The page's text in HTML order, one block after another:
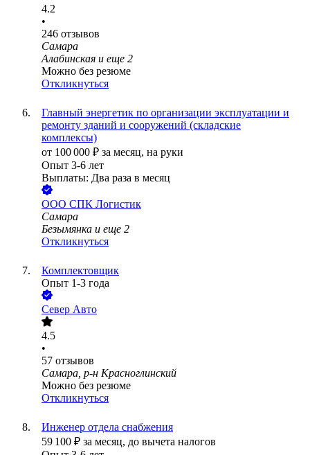
4.2
•
246 отзывов
Самара
Алабинская и еще 2
Можно без резюме
Откликнуться
Главный энергетик по организации эксплуатации и
ремонту зданий и сооружений (складские
комплексы)
от 100 000 ₽ за месяц, на руки
Опыт 3-6 лет
Выплаты: Два раза в месяц
ООО СПК Логистик
Самара
Безымянка и еще 2
Откликнуться
Комплектовщик
Опыт 1-3 года
Север Авто
4.5
•
57 отзывов
Самара, р-н Красноглинский
Можно без резюме
Откликнуться
Инженер отдела снабжения
59 100 ₽ за месяц, до вычета налогов